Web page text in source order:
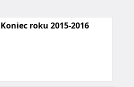
Koniec roku 2015-2016